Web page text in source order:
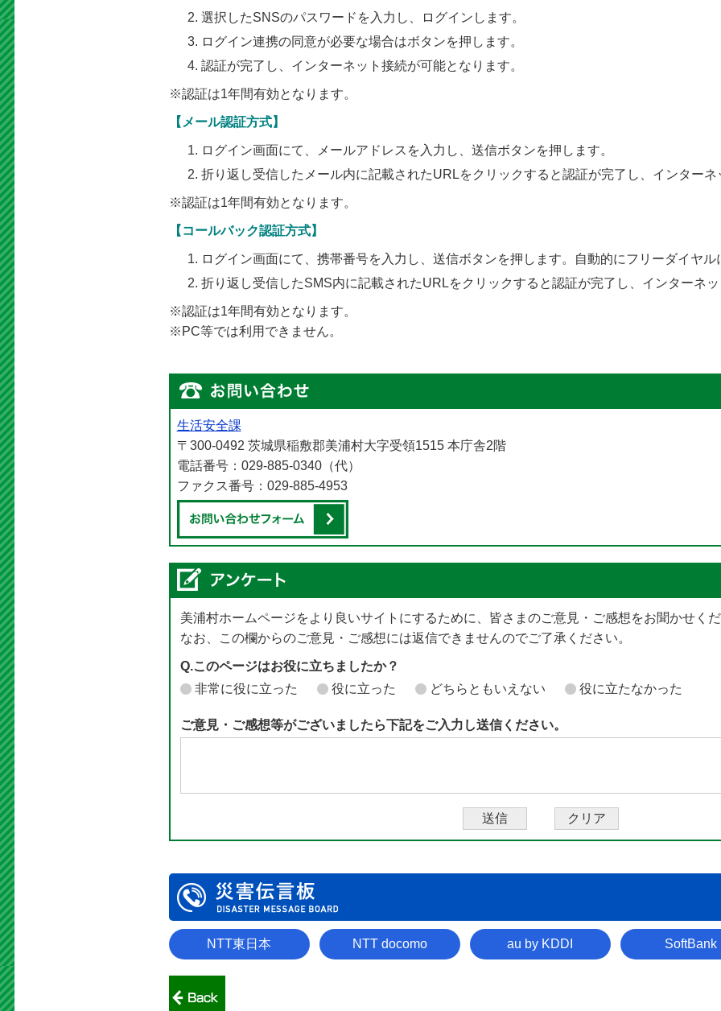
選択したSNSのパスワードを入力し、ログインします。
ログイン連携の同意が必要な場合はボタンを押します。
認証が完了し、インターネット接続が可能となります。
※認証は1年間有効となります。
【メール認証方式】
ログイン画面にて、メールアドレスを入力し、送信ボタンを押します。
折り返し受信したメール内に記載されたURLをクリックすると認証が完了し、インター
※認証は1年間有効となります。
【コールバック認証方式】
ログイン画面にて、携帯番号を入力し、送信ボタンを押します。自動的にフリーダイヤル
折り返し受信したSMS内に記載されたURLをクリックすると認証が完了し、インターネ
※認証は1年間有効となります。
※PC等では利用できません。
生活安全課
〒300-0492 茨城県稲敷郡美浦村大字受領1515 本庁舎2階
電話番号：029-885-0340（代）
ファクス番号：029-885-4953
美浦村ホームページをより良いサイトにするために、皆さまのご意見・ご感想をお聞かせく
なお、この欄からのご意見・ご感想には返信できませんのでご了承ください。
Q.このページはお役に立ちましたか？
非常に役に立った
役に立った どちらともいえない 役に立たなかった
ご意見・ご感想等がございましたら下記をご入力し送信ください。
NTT東日本 NTT docomo au by KDDI SoftBank